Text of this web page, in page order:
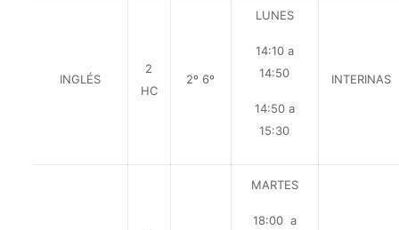
INGLÉS
2
HC
2º 6º
LUNES
14:10 a
14:50
14:50 a
15:30
INTERINAS
MARTES
18:00 a